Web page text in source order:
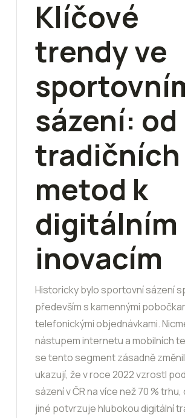
Klíčové
trendy ve
sázení: od
tradičních
metod k
digitálním
inovacím
Historicky bylo sportovní sázení
především s kamennými
telefonickými objednávkami.
nástupem internetu a mobilních
se tento segment zásadně
ukazují, že v roce 2022 vzrostl
sázení v ČR na více než 70 % trhu,
jiné potvrzuje hlubokou digitální